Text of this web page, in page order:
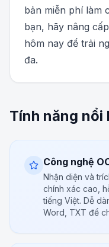
bản miễn phí làm
bạn, hãy nâng
hôm nay để trải
đa.
Tính năng nổi
Công nghệ
Nhận diện và
chính xác cao,
tiếng Việt. Dễ
Word, TXT để